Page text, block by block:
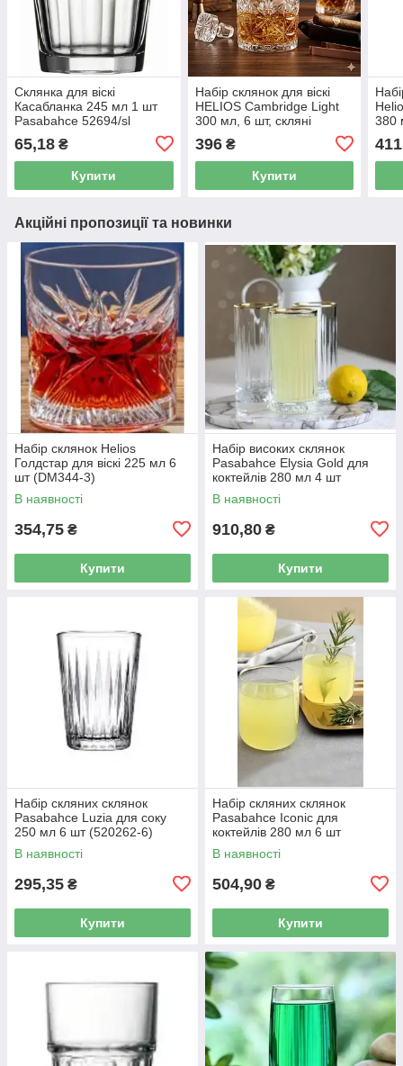
Склянка для віскі
Касабланка 245 мл 1 шт
Pasabahce 52694/sl
65,18 ₴
Купити
Набір склянок для віскі
HELIOS Cambridge Light
300 мл, 6 шт, скляні
коктейлів DM331-3
396₴
Купити
380
Акційні пропозиції та новинки
Набір склянок Helios
Голдстар для віскі 225 мл 6
шт (DM344-3)
В наявності
354,75 ₴
Купити
Набір високих склянок
Pasabahce Elysia Gold для
коктейлів 280 мл 4 шт
(520125G-6)
В наявності
910,80 ₴
Купити
Набір скляних склянок
Pasabahce Luzia для соку
250 мл 6 шт (520262-6)
В наявності
295,35 ₴
Купити
Набір скляних склянок
Pasabahce Iconic для
коктейлів 280 мл 6 шт
(420112-6)
В наявності
504,90 ₴
Купити